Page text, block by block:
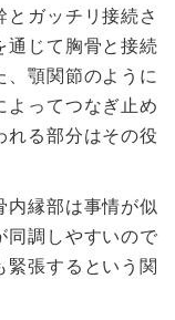
ガッチリ接続さ
通じて胸骨と接続
、顎関節のように
ってつなぎ止め
る部分はその役
内縁部は事情が似
同調しやすいので
張するという関